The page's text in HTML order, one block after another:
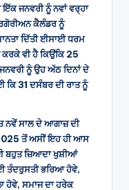
ਇੱਕ ਜਨਵਰੀ ਨੂੰ ਨਵਾਂ ਵਰ੍ਹਾ
ਕੈਲੰਡਰ ਨੂੰ
ਦਿੱਤੀ ਈਸਾਈ ਧਰਮ
ਵੀ ਹੈ ਕਿਉਂਕਿ 25
ਨੂੰ ਉਹ ਅੱਠ ਦਿਨਾਂ ਦੇ
31 ਦਸੰਬਰ ਦੀ ਰਾਤ ਨੂੰ
ਨਵੇਂ ਸਾਲ ਦੇ ਆਗਾਜ਼ ਦੀ
ਤੋਂ ਅਸੀਂ ਇਹ ਹੀ ਆਸ
ਬਹੁਤ ਜ਼ਿਆਦਾ ਖੁਸ਼ੀਆਂ
ਤੰਦਰੁਸਤੀ ਭਰਿਆ ਹੋਵੇ,
ਹੋਵੇ, ਸਮਾਜ ਦਾ ਹਰੇਕ